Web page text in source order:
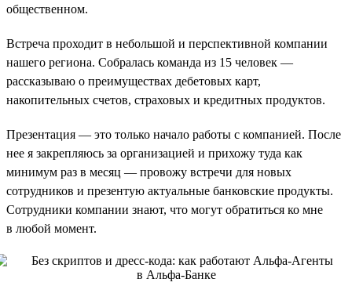
общественном.
Встреча проходит в небольшой и перспективной компании
нашего региона. Собралась команда из 15 человек —
рассказываю о преимуществах дебетовых карт,
накопительных счетов, страховых и кредитных продуктов.
Презентация — это только начало работы с компанией. После
нее я закрепляюсь за организацией и прихожу туда как
минимум раз в месяц — провожу встречи для новых
сотрудников и презентую актуальные банковские продукты.
Сотрудники компании знают, что могут обратиться ко мне
в любой момент.